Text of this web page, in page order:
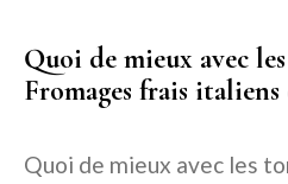
Quoi de mieux avec
Fromages frais
Quoi de mieux avec les